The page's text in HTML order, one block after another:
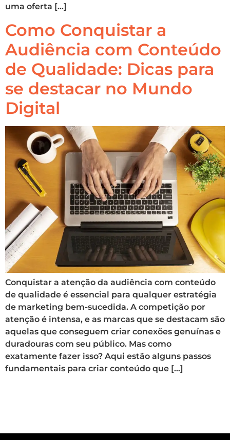
uma oferta […]
Como Conquistar a
Audiência com Conteúdo
de Qualidade: Dicas para
se destacar no Mundo
Digital
Conquistar a atenção da audiência com conteúdo
de qualidade é essencial para qualquer estratégia
de marketing bem-sucedida. A competição por
atenção é intensa, e as marcas que se destacam são
aquelas que conseguem criar conexões genuínas e
duradouras com seu público. Mas como
exatamente fazer isso? Aqui estão alguns passos
fundamentais para criar conteúdo que […]